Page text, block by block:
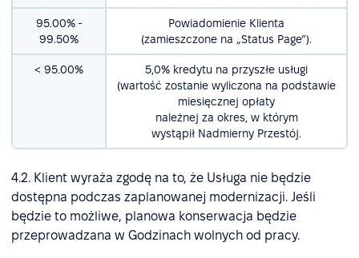
95.00% -
99.50%
Powiadomienie Klienta
(zamieszczone na „Status Page”).
< 95.00%
5,0% kredytu na przyszłe usługi
(wartość zostanie wyliczona na podstawie
miesięcznej opłaty
należnej za okres, w którym
wystąpił Nadmierny Przestój.
4.2. Klient wyraża zgodę na to, że Usługa nie będzie
dostępna podczas zaplanowanej modernizacji. Jeśli
będzie to możliwe, planowa konserwacja będzie
przeprowadzana w Godzinach wolnych od pracy.